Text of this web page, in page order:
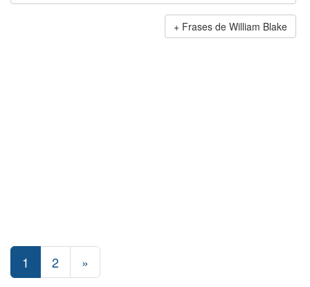
Frases de William Blake
1 2 »